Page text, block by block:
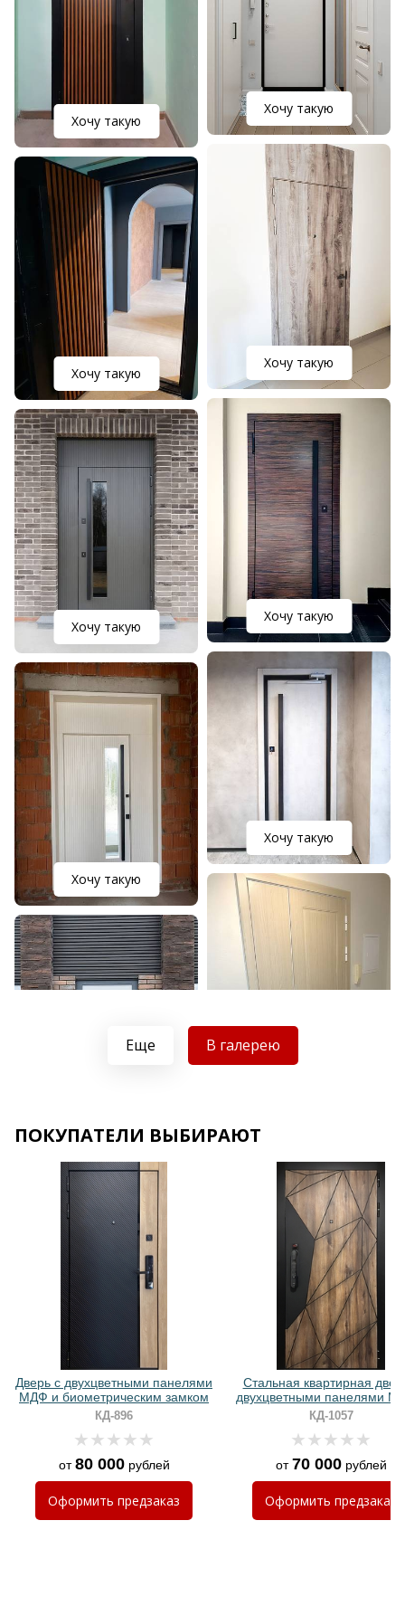
Хочу такую
Хочу такую
Хочу такую
Хочу такую
Хочу такую
Хочу такую
Хочу такую
Хочу такую
Хочу такую
Хочу такую
Хочу такую
Еще В галерею
ПОКУПАТЕЛИ ВЫБИРАЮТ
Дверь с двухцветными панелями
МДФ и биометрическим замком
КД-896
от80 000рублей
Оформить предзаказ
Стальная квартирная
двухцветными панелями
биометрическим замком
КД-1057
от70 000рублей
Оформить предзаказ